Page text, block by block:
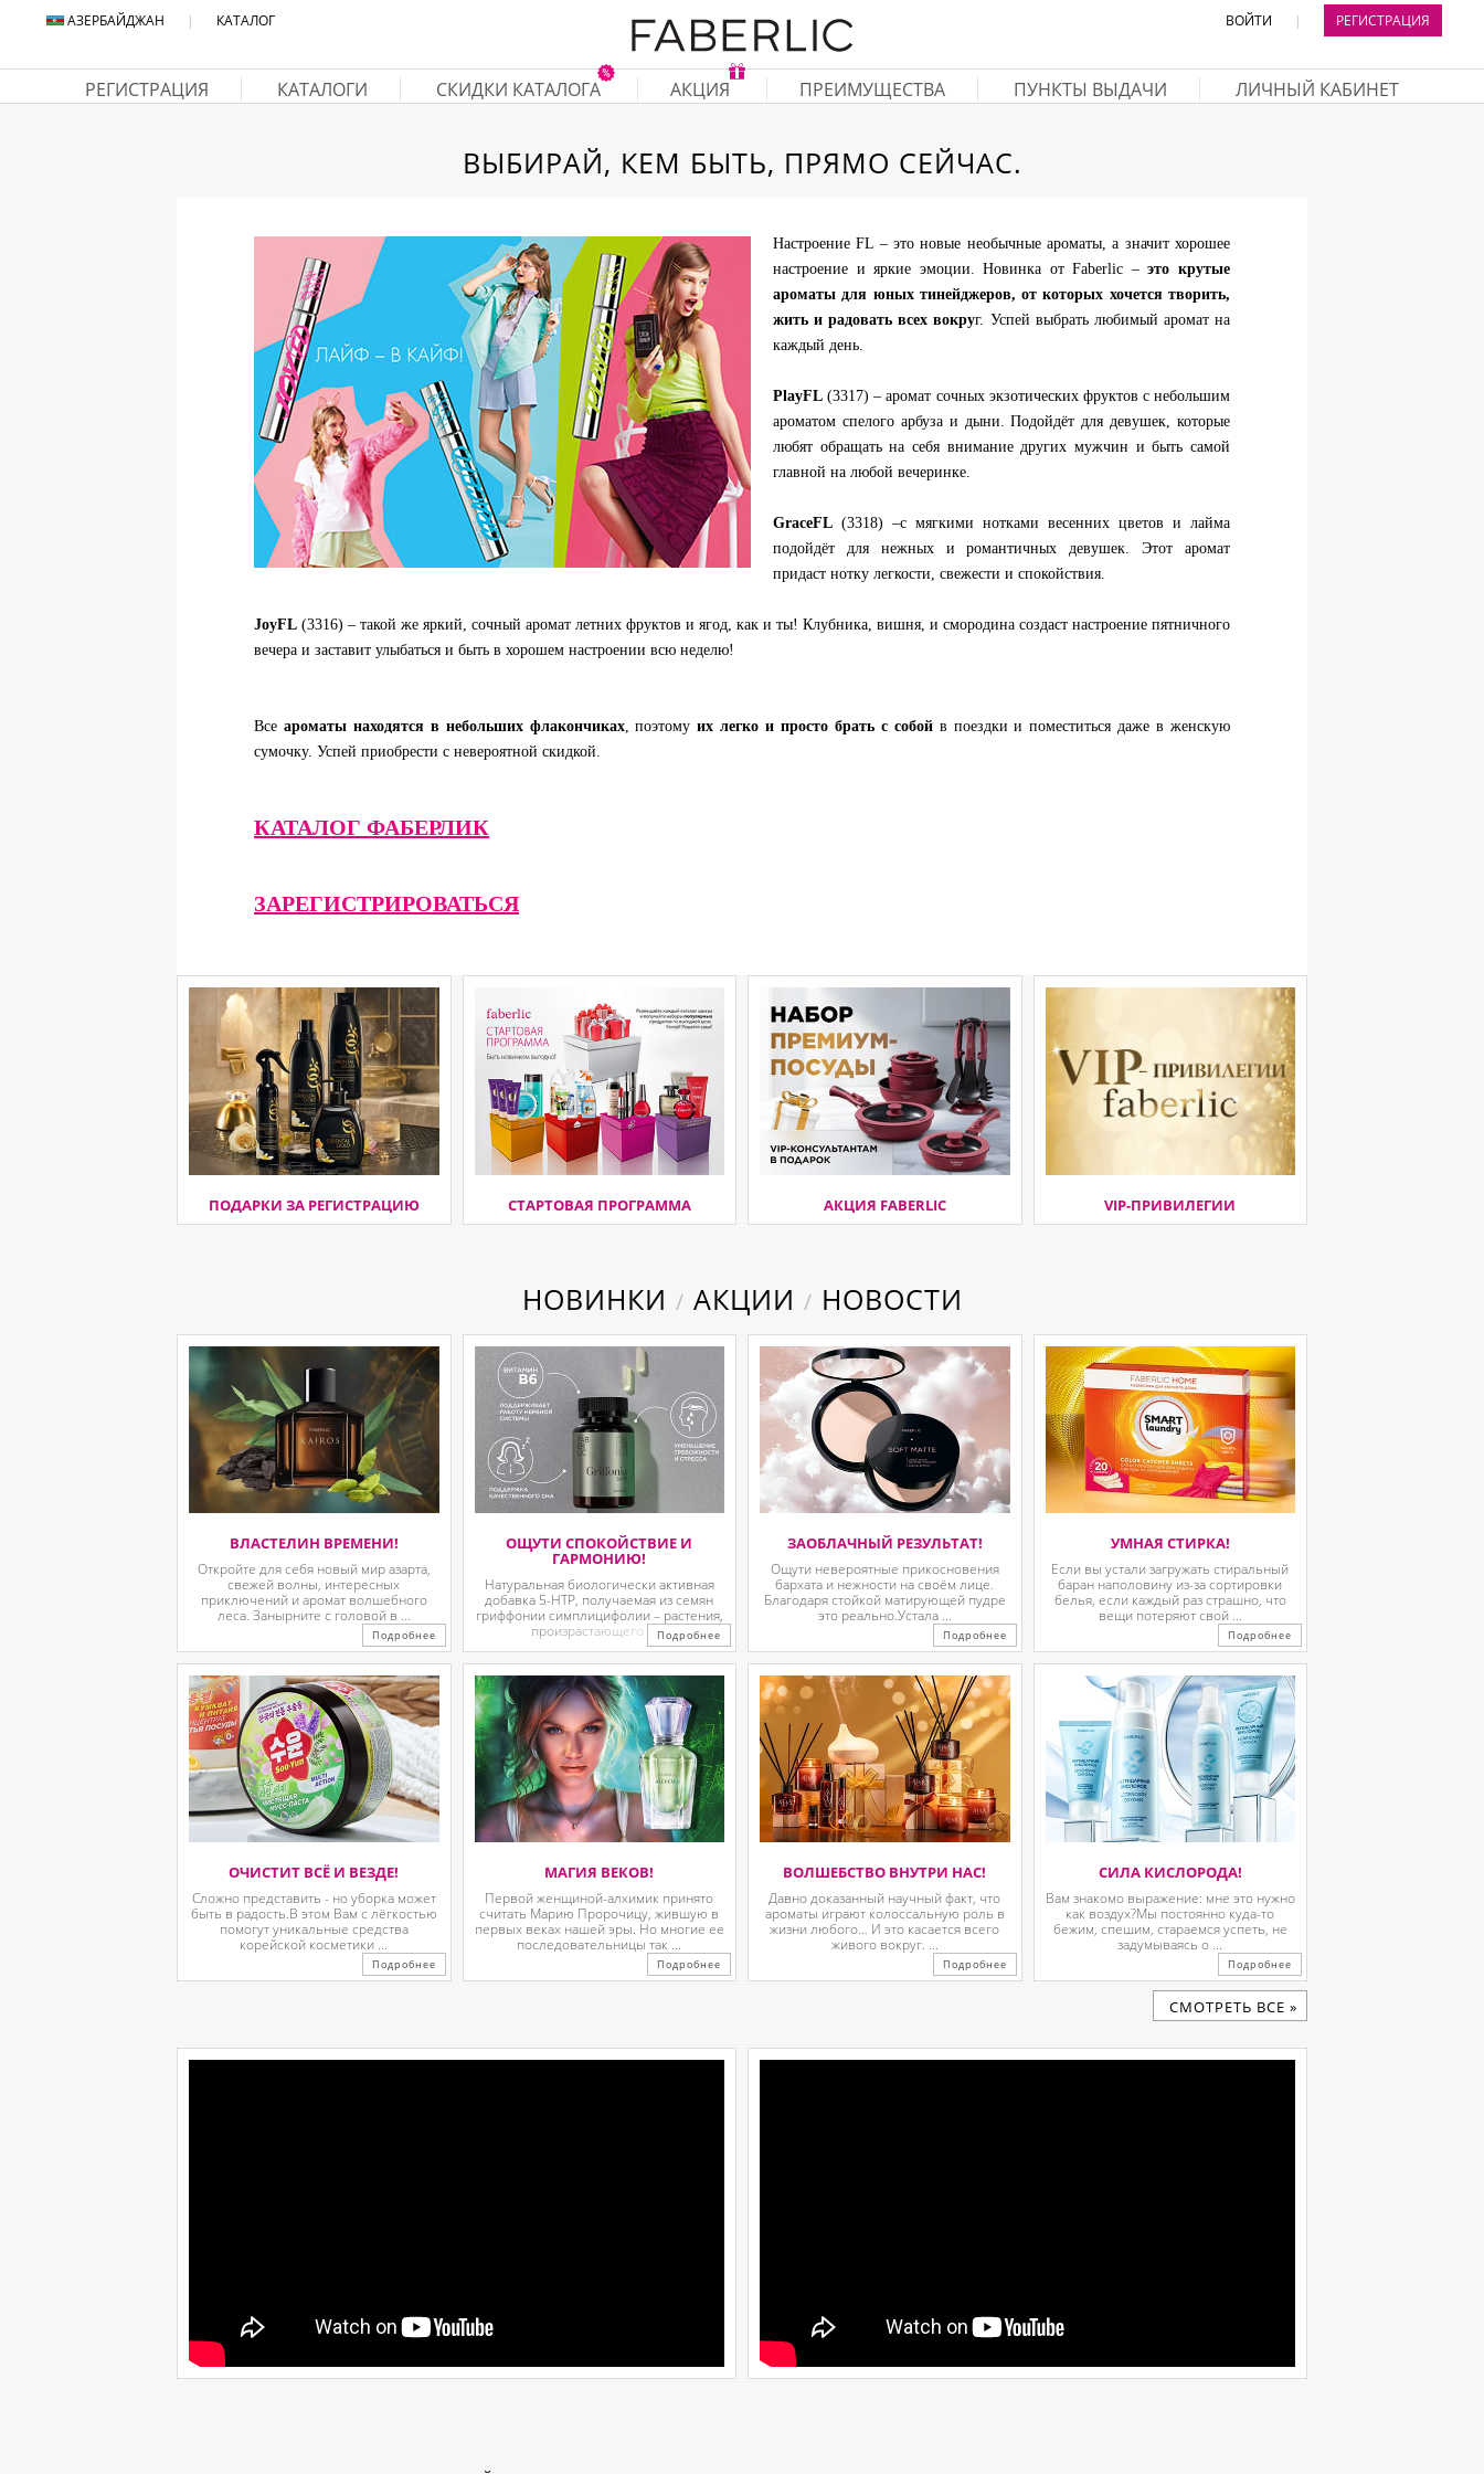
АЗЕРБАЙДЖАН | КАТАЛОГ ВОЙТИ | РЕГИСТРАЦИЯ
РЕГИСТРАЦИЯ КАТАЛОГИ СКИДКИ КАТАЛОГА АКЦИЯ ПРЕИМУЩЕСТВА ПУНКТЫ ВЫДАЧИ ЛИЧНЫЙ КАБИНЕТ
ВЫБИРАЙ, КЕМ БЫТЬ, ПРЯМО СЕЙЧАС.
Настроение FL – это новые необычные ароматы, а значит хорошее
настроение и яркие эмоции. Новинка от Faberlic –это крутые
ароматы для юных тинейджеров, от которых хочется творить,
жить и радовать всех вокруг. Успей выбрать любимый аромат на
каждый день.
PlayFL (3317) – аромат сочных экзотических фруктов с небольшим
ароматом спелого арбуза и дыни. Подойдёт для девушек, которые
любят обращать на себя внимание других мужчин и быть самой
главной на любой вечеринке.
GraceFL (3318) –с мягкими нотками весенних цветов и лайма
подойдёт для нежных и романтичных девушек. Этот аромат
придаст нотку легкости, свежести и спокойствия.
JoyFL (3316) – такой же яркий, сочный аромат летних фруктов и ягод, как и ты! Клубника, вишня, и смородина создаст настроение пятничного
вечера и заставит улыбаться и быть в хорошем настроении всю неделю!
Все ароматы находятся в небольших флакончиках, поэтомуих легко и просто брать с собойв поездки и поместиться даже в женскую
сумочку. Успей приобрести с невероятной скидкой.
КАТАЛОГ ФАБЕРЛИК
ЗАРЕГИСТРИРОВАТЬСЯ
ПОДАРКИ ЗА РЕГИСТРАЦИЮ СТАРТОВАЯ ПРОГРАММА АКЦИЯ FABERLIC VIP-ПРИВИЛЕГИИ
НОВИНКИ / АКЦИИ / НОВОСТИ
ВЛАСТЕЛИН ВРЕМЕНИ!
Откройте для себя новый мир азарта,
свежей волны, интересных
приключений и аромат волшебного
леса. Занырните с головой в ...
Подробнее
ОЩУТИ СПОКОЙСТВИЕ И
ГАРМОНИЮ!
Натуральная биологически активная
добавка 5-HTP, получаемая из семян
гриффонии симплицифолии – растения,
произрастающего в ...Подробнее
ЗАОБЛАЧНЫЙ РЕЗУЛЬТАТ!
Ощути невероятные прикосновения
бархата и нежности на своём лице.
Благодаря стойкой матирующей пудре
это реально.Устала ...
Подробнее
УМНАЯ СТИРКА!
Если вы устали загружать стиральный
баран наполовину из-за сортировки
белья, если каждый раз страшно, что
вещи потеряют свой ...
Подробнее
ОЧИСТИТ ВСЁ И ВЕЗДЕ!
Сложно представить - но уборка может
быть в радость.В этом Вам с лёгкостью
помогут уникальные средства
корейской косметики ...
Подробнее
МАГИЯ ВЕКОВ!
Первой женщиной-алхимик принято
считать Марию Пророчицу, жившую в
первых веках нашей эры. Но многие ее
последовательницы так ...
Подробнее
ВОЛШЕБСТВО ВНУТРИ НАС!
Давно доказанный научный факт, что
ароматы играют колоссальную роль в
жизни любого… И это касается всего
живого вокруг. ...
Подробнее
СИЛА КИСЛОРОДА!
Вам знакомо выражение: мне это нужно
как воздух?Мы постоянно куда-то
бежим, спешим, стараемся успеть, не
задумываясь о ...
Подробнее
CМОТРЕТЬ ВСЕ »